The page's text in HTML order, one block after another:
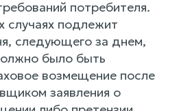
потребителя.
случаях подлежит
следующего за днем,
было быть
возмещение после
заявления о